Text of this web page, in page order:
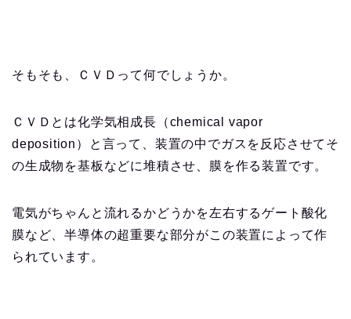
そもそも、ＣＶＤって何でしょうか。
ＣＶＤとは化学気相成長（chemical vapor
deposition）と言って、装置の中でガスを反応させてそ
の生成物を基板などに堆積させ、膜を作る装置です。
電気がちゃんと流れるかどうかを左右するゲート酸化
膜など、半導体の超重要な部分がこの装置によって作
られています。